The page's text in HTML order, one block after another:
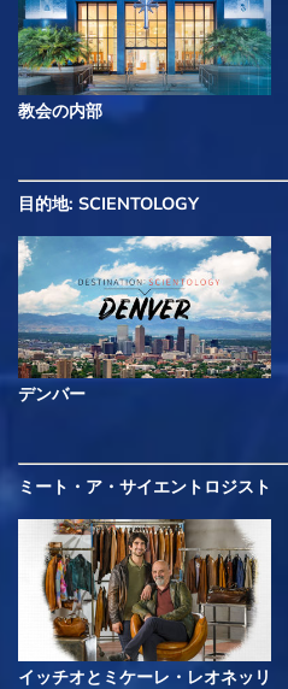
教会の内部
目的地: SCIENTOLOGY
デンバー
ミート・ア・サイエントロジスト
イッチオとミケーレ・レオネッリ